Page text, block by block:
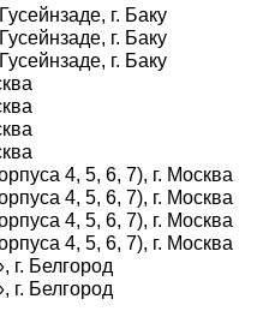
г. Баку
г. Баку
г. Баку
4, 5, 6, 7), г. Москва
4, 5, 6, 7), г. Москва
4, 5, 6, 7), г. Москва
4, 5, 6, 7), г. Москва
г. Белгород
г. Белгород